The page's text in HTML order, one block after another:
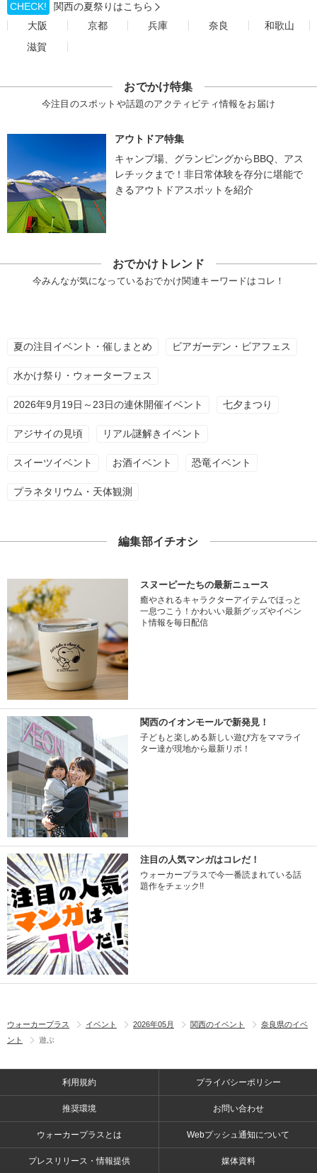
CHECK!
関西の夏祭りはこちら
大阪
京都 兵庫 奈良
和歌山
滋賀
おでかけ特集
今注目のスポットや話題のアクティビティ情報をお届け
アウトドア特集
キャンプ場、グランピングからBBQ、アス
レチックまで！非日常体験を存分に堪能で
きるアウトドアスポットを紹介
おでかけトレンド
今みんなが気になっているおでかけ関連キーワードはコレ！
夏の注目イベント・催しまとめ ビアガーデン・ビアフェス
水かけ祭り・ウォーターフェス
2026年9月19日～23日の連休開催イベント 七夕まつり
アジサイの見頃 リアル謎解きイベント
スイーツイベント お酒イベント 恐竜イベント
プラネタリウム・天体観測
編集部イチオシ
スヌーピーたちの最新ニュース
癒やされるキャラクターアイテムでほっと
一息つこう！かわいい最新グッズやイベン
ト情報を毎日配信
関西のイオンモールで新発見！
子どもと楽しめる新しい遊び方をママライ
ター達が現地から最新リポ！
注目の人気マンガはコレだ！
ウォーカープラスで今一番読まれている話
題作をチェック!!
ウォーカープラス イベント 2026年05月 関西のイベント
奈良県のイベ
ント
遊ぶ
利用規約 プライバシーポリシー
推奨環境 お問い合わせ
ウォーカープラスとは Webプッシュ通知について
プレスリリース・情報提供 媒体資料